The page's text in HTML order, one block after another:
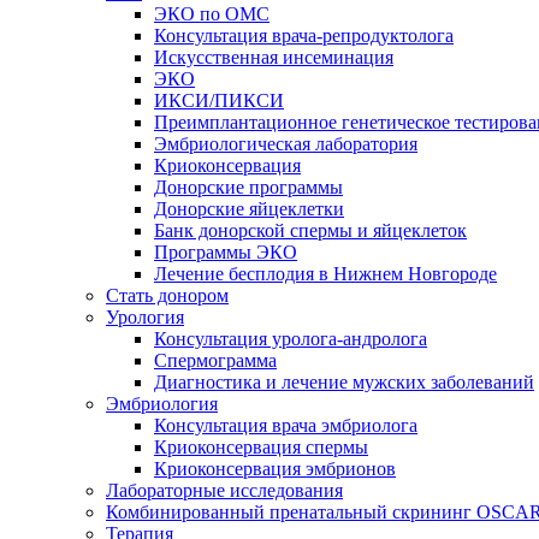
ЭКО по ОМС
Консультация врача-репродуктолога
Искусственная инсеминация
ЭКО
ИКСИ/ПИКСИ
Преимплантационное генетическое
Эмбриологическая лаборатория
Криоконсервация
Донорские программы
Донорские яйцеклетки
Банк донорской спермы и яйцеклеток
Программы ЭКО
Лечение бесплодия в Нижнем Новгороде
Стать донором
Урология
Консультация уролога-андролога
Спермограмма
Диагностика и лечение мужских заболеваний
Эмбриология
Консультация врача эмбриолога
Криоконсервация спермы
Криоконсервация эмбрионов
Лабораторные исследования
Комбинированный пренатальный скрининг
Терапия